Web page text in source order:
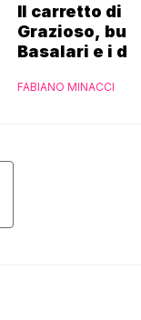
Il carretto di
Grazioso,
Basalari e i
Ferrero”
FABIANO MINACCI